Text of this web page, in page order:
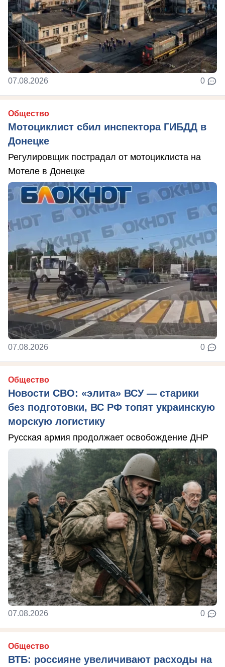
07.08.2026 0
Общество
Мотоциклист сбил инспектора ГИБДД в
Донецке
Регулировщик пострадал от мотоциклиста на
Мотеле в Донецке
07.08.2026 0
Общество
Новости СВО: «элита» ВСУ — старики
без подготовки, ВС РФ топят украинскую
морскую логистику
Русская армия продолжает освобождение ДНР
07.08.2026 0
Общество
ВТБ: россияне увеличивают расходы на